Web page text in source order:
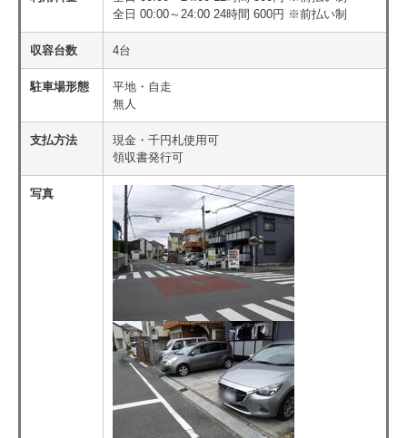
全日 00:00～24:00 24時間 600円 ※前払い制
収容台数 4台
駐車場形態
平地・自走
無人
支払方法
現金・千円札使用可
領収書発行可
写真